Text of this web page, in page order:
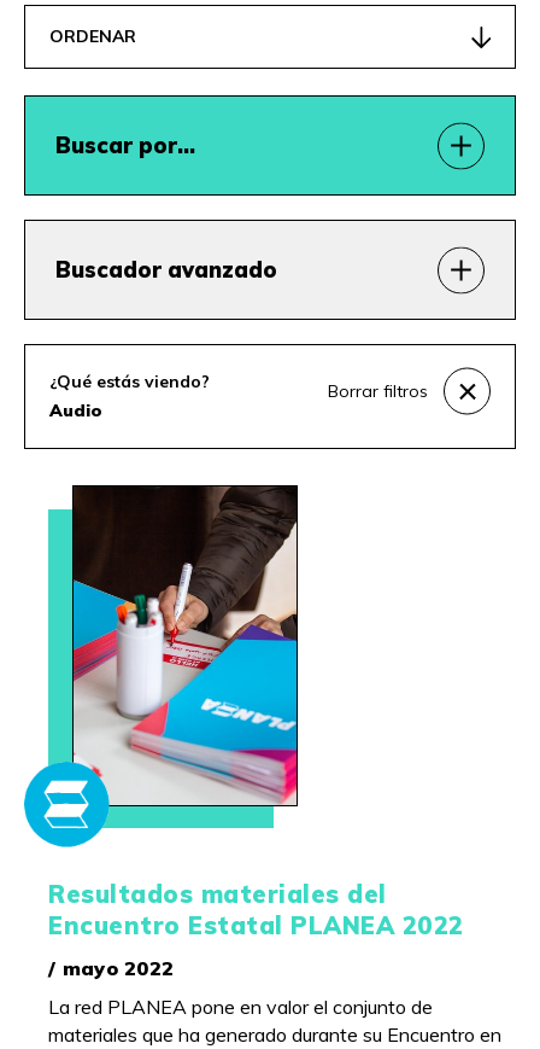
Buscar por…
Buscador avanzado
¿Qué estás viendo?
Audio
Borrar filtros
ORDENAR
Resultados materiales del
Encuentro Estatal PLANEA 2022
/ mayo 2022
La red PLANEA pone en valor el conjunto de
materiales que ha generado durante su Encuentro en